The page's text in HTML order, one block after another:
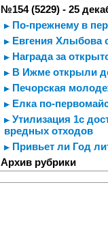
№154 (5229) - 25
По-прежнему в
Евгения Хлыбова
Награда за
В Ижме открыли
Печорская
Елка по-
Утилизация 1с
вредных отходов
Привьет ли Год
Архив рубрики